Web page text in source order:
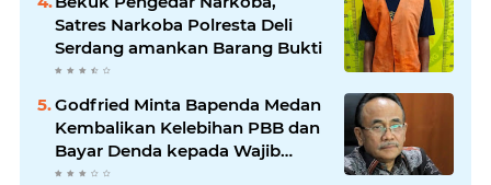
Satres Narkoba Polresta Deli
Serdang amankan Barang Bukti
Godfried Minta Bapenda Medan
Kembalikan Kelebihan PBB dan
Bayar Denda kepada Wajib
Pajak